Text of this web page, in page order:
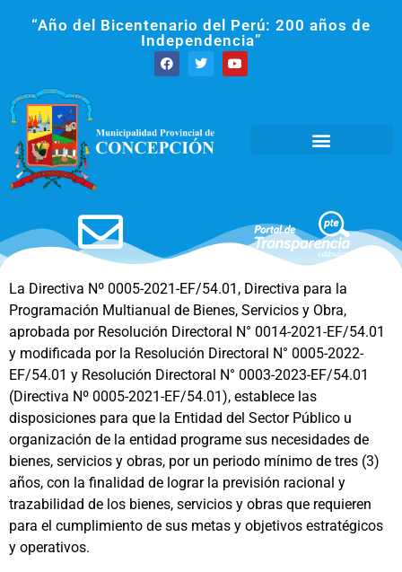
“Año del Bicentenario del Perú: 200 años de
Independencia”
La Directiva Nº 0005-2021-EF/54.01, Directiva para la
Programación Multianual de Bienes, Servicios y Obra,
aprobada por Resolución Directoral N° 0014-2021-EF/54.01
y modificada por la Resolución Directoral N° 0005-2022-
EF/54.01 y Resolución Directoral N° 0003-2023-EF/54.01
(Directiva Nº 0005-2021-EF/54.01), establece las
disposiciones para que la Entidad del Sector Público u
organización de la entidad programe sus necesidades de
bienes, servicios y obras, por un periodo mínimo de tres (3)
años, con la finalidad de lograr la previsión racional y
trazabilidad de los bienes, servicios y obras que requieren
para el cumplimiento de sus metas y objetivos estratégicos
y operativos.